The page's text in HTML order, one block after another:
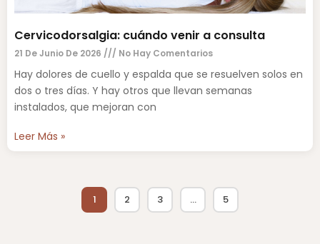
Cervicodorsalgia: cuándo venir a consulta
21 De Junio De 2026 No Hay Comentarios
Hay dolores de cuello y espalda que se resuelven solos en
dos o tres días. Y hay otros que llevan semanas
instalados, que mejoran con
Leer Más »
1 2 3 … 5